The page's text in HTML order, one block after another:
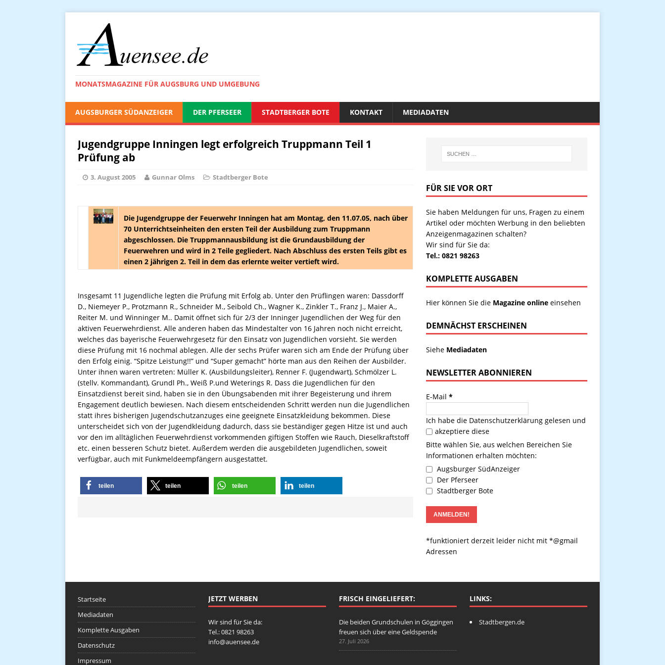
MONATSMAGAZINE FÜR AUGSBURG UND UMGEBUNG
AUGSBURGER SÜDANZEIGER DER PFERSEER STADTBERGER BOTE KONTAKT MEDIADATEN
Jugendgruppe Inningen legt erfolgreich Truppmann Teil 1
Prüfung ab
3. August 2005 Gunnar Olms Stadtberger Bote
Die Jugendgruppe der Feuerwehr Inningen hat am Montag, den 11.07.05, nach über
70 Unterrichtseinheiten den ersten Teil der Ausbildung zum Truppmann
abgeschlossen. Die Truppmannausbildung ist die Grundausbildung der
Feuerwehren und wird in 2 Teile gegliedert. Nach Abschluss des ersten Teils gibt es
einen 2 jährigen 2. Teil in dem das erlernte weiter vertieft wird.
Insgesamt 11 Jugendliche legten die Prüfung mit Erfolg ab. Unter den Prüflingen waren: Dassdorff
D., Niemeyer P., Protzmann R., Schneider M., Seibold Ch., Wagner K., Zinkler T., Franz J., Maier A.,
Reiter M. und Winninger M.. Damit öffnet sich für 2/3 der Inninger Jugendlichen der Weg für den
aktiven Feuerwehrdienst. Alle anderen haben das Mindestalter von 16 Jahren noch nicht erreicht,
welches das bayerische Feuerwehrgesetz für den Einsatz von Jugendlichen vorsieht. Sie werden
diese Prüfung mit 16 nochmal ablegen. Alle der sechs Prüfer waren sich am Ende der Prüfung über
den Erfolg einig. “Spitze Leistung!!” und “Super gemacht” hörte man aus den Reihen der Ausbilder.
Unter ihnen waren vertreten: Müller K. (Ausbildungsleiter), Renner F. (Jugendwart), Schmölzer L.
(stellv. Kommandant), Grundl Ph., Weiß P.und Weterings R. Dass die Jugendlichen für den
Einsatzdienst bereit sind, haben sie in den Übungsabenden mit ihrer Begeisterung und ihrem
Engagement deutlich bewiesen. Nach diesem entscheidenden Schritt werden nun die Jugendlichen
statt ihres bisherigen Jugendschutzanzuges eine geeignete Einsatzkleidung bekommen. Diese
unterscheidet sich von der Jugendkleidung dadurch, dass sie beständiger gegen Hitze ist und auch
vor den im alltäglichen Feuerwehrdienst vorkommenden giftigen Stoffen wie Rauch, Dieselkraftstoff
etc. einen besseren Schutz bietet. Außerdem werden die ausgebildeten Jugendlichen, soweit
verfügbar, auch mit Funkmeldeempfängern ausgestattet.
teilen teilen teilen teilen
FÜR SIE VOR ORT
Sie haben Meldungen für uns, Fragen zu einem
Artikel oder möchten Werbung in den beliebten
Anzeigenmagazinen schalten?
Wir sind für Sie da:
Tel.: 0821 98263
KOMPLETTE AUSGABEN
Hier können Sie die Magazine onlineeinsehen
DEMNÄCHST ERSCHEINEN
Siehe Mediadaten
NEWSLETTER ABONNIEREN
E-Mail *
Ich habe die Datenschutzerklärunggelesen und
akzeptiere diese
Bitte wählen Sie, aus welchen Bereichen Sie
Informationen erhalten möchten:
Augsburger SüdAnzeiger
Der Pferseer
Stadtberger Bote
*funktioniert derzeit leider nicht mit *@gmail
Adressen
Startseite
Mediadaten
Komplette Ausgaben
Datenschutz
Impressum
JETZT WERBEN
Wir sind für Sie da:
Tel.: 0821 98263
info@auensee.de
FRISCH EINGELIEFERT:
Die beiden Grundschulen in Göggingen
freuen sich über eine Geldspende
27. Juli 2026
LINKS:
Stadtbergen.de